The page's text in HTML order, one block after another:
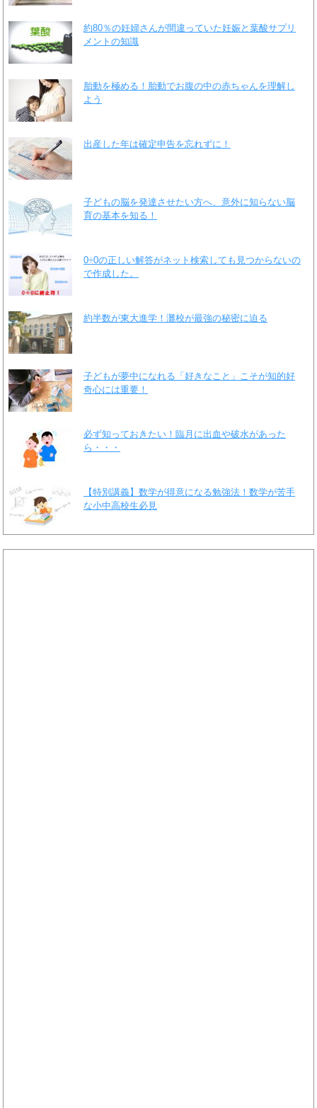
約80％の妊婦さんが間違っていた妊娠と葉酸サプリ
メントの知識
胎動を極める！胎動でお腹の中の赤ちゃんを理解し
よう
出産した年は確定申告を忘れずに！
子どもの脳を発達させたい方へ、意外に知らない脳
育の基本を知る！
0÷0の正しい解答がネット検索しても見つからないの
で作成した。
約半数が東大進学！灘校が最強の秘密に迫る
子どもが夢中になれる「好きなこと」こそが知的好
奇心には重要！
必ず知っておきたい！臨月に出血や破水があった
ら・・・
【特別講義】数学が得意になる勉強法！数学が苦手
な小中高校生必見